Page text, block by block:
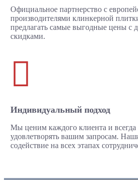
Официальное партнерство с
производителями клинкерной
предлагать самые выгодные цены с
скидками.

Индивидуальный подход
Мы ценим каждого клиента и всегда
удовлетворять вашим запросам.
содействие на всех этапах